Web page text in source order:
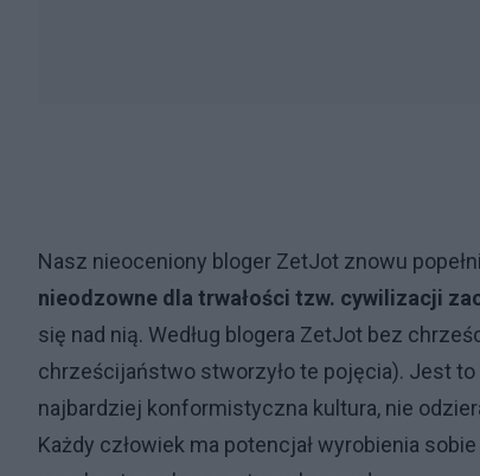
Nasz nieoceniony bloger ZetJot znowu
nieodzowne dla trwałości tzw. cywilizacji
się nad nią. Według blogera ZetJot bez
chrześcijaństwo stworzyło te pojęcia). Jest to
najbardziej konformistyczna kultura, nie
Każdy człowiek ma potencjał wyrobienia